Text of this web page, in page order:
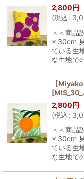
2,800円
(税込:
＜＜商品
× 30cm
ている生
な生地で
【
[
2,800円
(税込:
＜＜商品
× 30cm
ている生
な生地で